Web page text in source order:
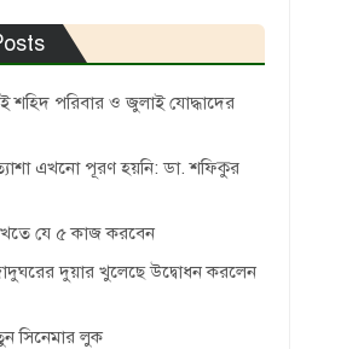
শহিদ পরিবার ও জুলাই যোদ্ধাদের
এখনো পূরণ হয়নি: ডা. শফিকুর
যে ৫ কাজ করবেন
দুয়ার খুলেছে উদ্বোধন করলেন
সিনেমার লুক